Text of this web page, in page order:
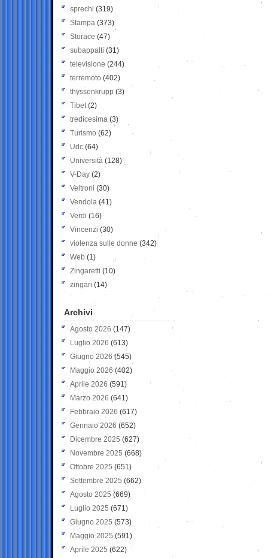
sprechi (319)
Stampa (373)
Storace (47)
subappalti (31)
televisione(244)
terremoto (402)
thyssenkrupp (3)
Tibet(2)
tredicesima (3)
Turismo (62)
Udc (64)
Università (128)
V-Day (2)
Veltroni (30)
Vendola (41)
Verdi (16)
Vincenzi (30)
violenza sulle donne (342)
Web (1)
Zingaretti (10)
zingari (14)
Archivi
Agosto 2026 (147)
Luglio 2026 (613)
Giugno 2026 (545)
Maggio 2026 (402)
Aprile 2026 (591)
Marzo 2026 (641)
Febbraio 2026 (617)
Gennaio 2026 (652)
Dicembre 2025 (627)
Novembre 2025 (668)
Ottobre 2025 (651)
Settembre 2025 (662)
Agosto 2025 (669)
Luglio 2025 (671)
Giugno 2025 (573)
Maggio 2025 (591)
Aprile 2025 (622)